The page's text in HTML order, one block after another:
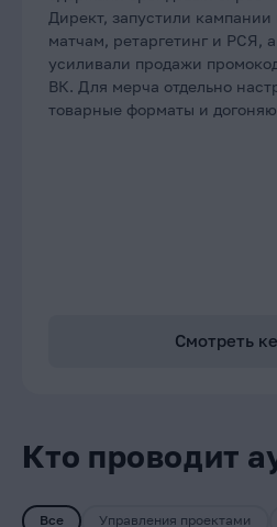
Смотреть
Директ, запустили
матчам, ретаргетинг и РСЯ,
усиливали продажи
ВК. Для мерча отдельно
товарные форматы и
Кто проводит
Все Управления проектами